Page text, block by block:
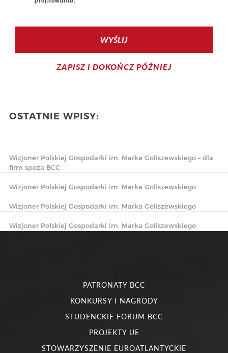
OSTATNIE WPISY:
Wizjoner Polskiej Gospodarki im. Marka Goliszewskiego – dla
firm spoza BCC
Wizjoner Polskiej Gospodarki im. Marka Goliszewskiego
Wizjoner Polskiej Gospodarki im. Marka Goliszewskiego
Wizjoner Polskiej Gospodarki im. Marka Goliszewskiego
ZAPISZ I DOKOŃCZ PÓŹNIEJ
PATRONATY BCC
KONKURSY I NAGRODY
STUDENCKIE FORUM BCC
PROJEKTY UE
STOWARZYSZENIE EUROATLANTYCKIE